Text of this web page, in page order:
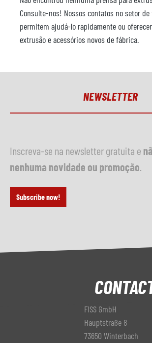
Consulte-nos! Nossos contatos no setor
permitem ajudá-lo rapidamente ou
extrusão e acessórios novos de fábrica.
NEWSLETTER
Inscreva-se na newsletter gratuita e
nenhuma novidade ou promoção
Subscribe now!
FISS GmbH
Hauptstraße 8
73650 Winterbach